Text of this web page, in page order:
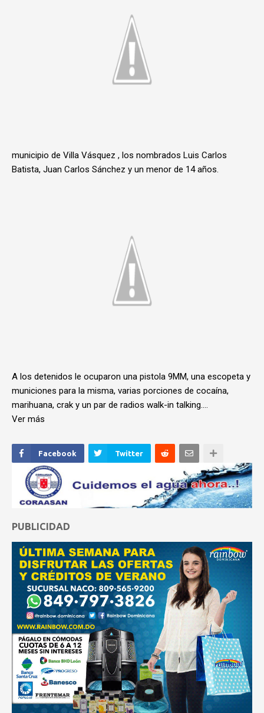
municipio de Villa Vásquez , los nombrados Luis Carlos
Batista, Juan Carlos Sánchez y un menor de 14 años.
A los detenidos le ocuparon una pistola 9MM, una escopeta y
municiones para la misma, varias porciones de cocaína,
marihuana, crak y un par de radios walk-in talking....
Ver más
Facebook Twitter
PUBLICIDAD